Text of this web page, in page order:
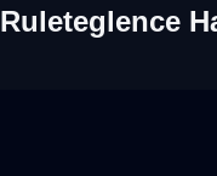
Ruleteglence